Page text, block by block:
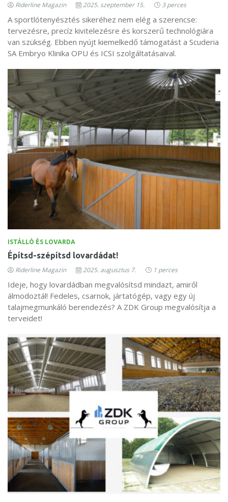
Riderline Magazin 2025. szeptember 15. 3 perces
A sportlótenyésztés sikeréhez nem elég a szerencse:
tervezésre, precíz kivitelezésre és korszerű technológiára
van szükség. Ebben nyújt kiemelkedő támogatást a Scuderia
SA Embryo Klinika OPU és ICSI szolgáltatásaival.
ISTÁLLÓ ÉS LOVARDA
Építsd-szépítsd lovardádat!
Riderline Magazin 2025. augusztus 7. 1 perces
Ideje, hogy lovardádban megvalósítsd mindazt, amiről
álmodoztál! Fedeles, csarnok, jártatógép, vagy egy új
talajmegmunkáló berendezés? A ZDK Group megvalósítja a
terveidet!